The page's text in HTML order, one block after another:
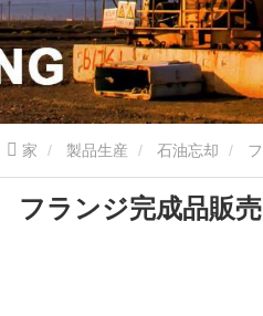
家 製品生産 石油忘却
フランジ完成品販売